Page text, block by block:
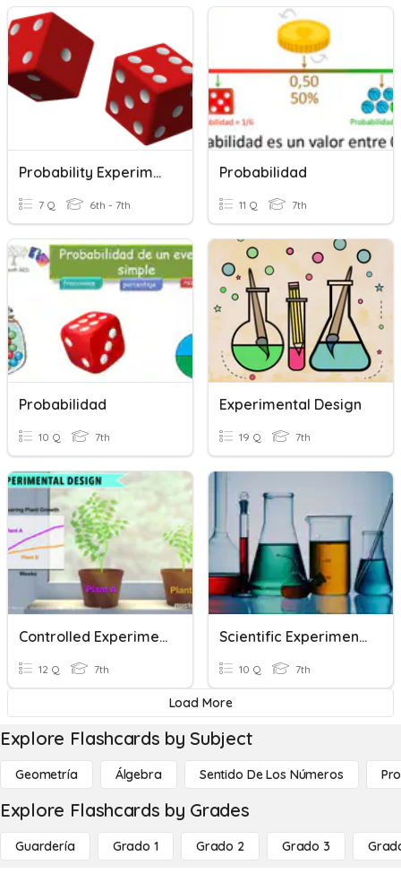
Probability Experimental
7 Q 6th - 7th
Probabilidad
11 Q 7th
Probabilidad
10 Q 7th
Experimental Design
19 Q 7th
Controlled Experiments
12 Q 7th
Scientific Experiments
10 Q 7th
Load More
Explore Flashcards by Subject
Geometría Álgebra Sentido De Los Números
Explore Flashcards by Grades
Guardería Grado 1 Grado 2 Grado 3